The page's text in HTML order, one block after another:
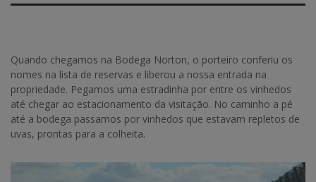
Quando chegamos na Bodega Norton, o porteiro conferiu os
nomes na lista de reservas e liberou a nossa entrada na
propriedade. Pegamos uma estradinha por entre os vinhedos
até chegar ao estacionamento da visitação. No caminho a pé
até a bodega passamos por vinhedos que estavam repletos de
uvas, prontas para a colheita.